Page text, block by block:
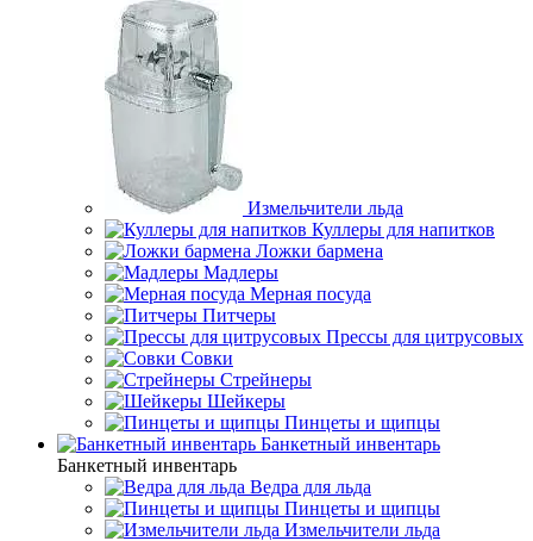
Измельчители льда
Куллеры для напитков
Ложки бармена
Мадлеры
Мерная посуда
Питчеры
Прессы для цитрусовых
Совки
Стрейнеры
Шейкеры
Пинцеты и щипцы
Банкетный инвентарь
Банкетный инвентарь
Ведра для льда
Пинцеты и щипцы
Измельчители льда